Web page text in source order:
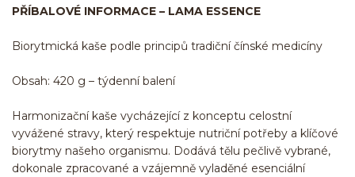
PŘÍBALOVÉ INFORMACE – LAMA ESSENCE
Biorytmická kaše podle principů tradiční čínské medicíny
Obsah: 420 g – týdenní balení
Harmonizační kaše vycházející z konceptu celostní
vyvážené stravy, který respektuje nutriční potřeby a klíčové
biorytmy našeho organismu. Dodává tělu pečlivě vybrané,
dokonale zpracované a vzájemně vyladěné esenciální